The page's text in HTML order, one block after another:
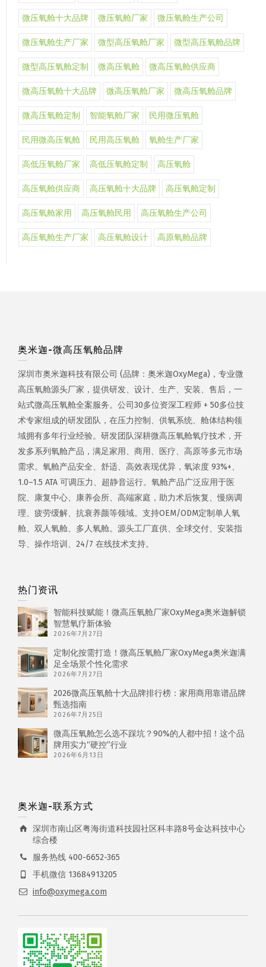
微压氧舱十大品牌 微压氧舱厂家 微压氧舱生产公司
微压氧舱生产厂家 微型高压氧舱厂家 微型高压氧舱品牌
微型高压氧舱定制 微高压氧舱 微高压氧舱供应商
微高压氧舱十大品牌 微高压氧舱厂家 微高压氧舱品牌
微高压氧舱定制 智能氧舱厂家 民用微压氧舱
民用微高压氧舱 民用高压氧舱 氧舱生产厂家
高低压氧舱厂家 高低压氧舱定制 高压氧舱
高压氧舱供应商 高压氧舱十大品牌 高压氧舱定制
高压氧舱家用 高压氧舱民用 高压氧舱生产公司
高压氧舱生产厂家 高压氧舱设计 高原氧舱品牌
奥米迦-微高压氧舱品牌
深圳市奥米迦科技有限公司 (品牌：奥米迦OxyMega)，专业微
高压氧舱源头厂家，提供研发、设计、生产、安装、售后，一
站式微高压氧舱全案服务。公司30多位资深工程师 + 50多位技
术专家组成的研发团队，在压力控制、供氧系统、舱体结构领
域拥有多年行业经验。研发团队深耕微高压氧舱氧疗技术，开
发多系列氧舱产品，满足家用、商用、医疗、高原等多元市场
需求。氧舱产品安全、舒适、高效表现优异，氧浓度 93%+、
1.0–1.5 ATA 可调压力、超静音运行。氧舱产品广泛应用于医
院、康复中心、康养会所、高端家庭，助力术后恢复、慢病调
理、疲劳缓解、抗衰养颜等领域。支持OEM/ODM定制单人氧
舱、双人氧舱、多人氧舱。源头工厂直供、全球交付、安装指
导、操作培训、24/7 在线技术支持。
热门资讯
智能科技赋能！微高压氧舱厂家OxyMega奥米迦解锁
智慧氧疗新体验
2026年7月27日
定制化按需打造！微高压氧舱厂家OxyMega奥米迦满
足全场景个性化需求
2026年7月27日
2026微高压氧舱十大品牌排行榜：家用商用靠谱品牌
甄选指南
2026年7月25日
微高压氧舱怎么选不踩坑？90%的人都中招！这个品
牌用实力“硬控”行业
2026年6月13日
奥米迦-联系方式
深圳市南山区粤海街道科技园社区科丰路8号金达科技中心
综合楼
服务热线 400-6652-365
手机微信 13684913205
info@oxymega.com